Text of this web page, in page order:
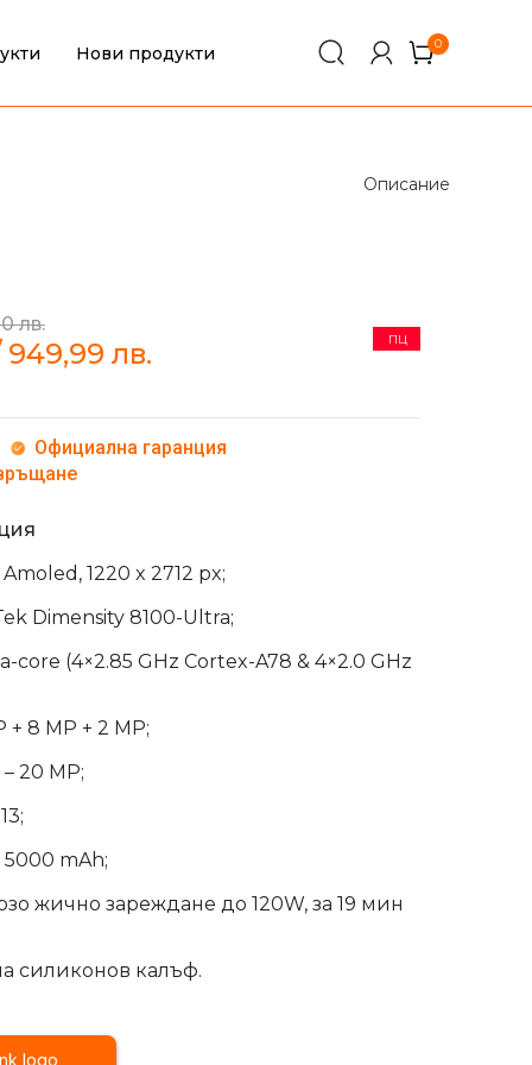
Нови продукти 0
Описание
ПЦ
лв.
949,99 лв.
Официална гаранция
1220 x 2712 px;
Dimensity 8100-Ultra;
core (4×2.85 GHz Cortex-A78 & 4×2.0 GHz
+ 8 MP + 2 MP;
20 MP;
5000 mAh;
жично зареждане до 120W, за 19 мин
силиконов калъф.